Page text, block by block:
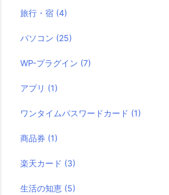
旅行・宿 (4)
パソコン (25)
WP-プラグイン (7)
アプリ (1)
ワンタイムパスワードカード (1)
商品券 (1)
楽天カード (3)
生活の知恵 (5)